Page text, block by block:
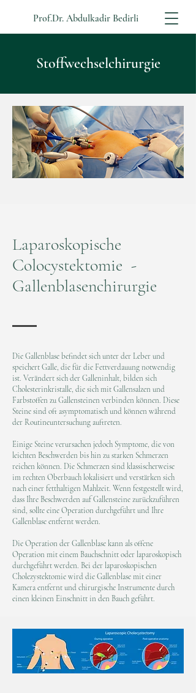
Prof.Dr. Abdulkadir Bedirli
Stoffwechselchirurgie
Laparoskopische
Colocystektomie -
Gallenblasenchirurgie
Die Gallenblase befindet sich unter der Leber und
speichert Galle, die für die Fettverdauung notwendig
ist. Verändert sich der Galleninhalt, bilden sich
Cholesterinkristalle, die sich mit Gallensalzen und
Farbstoffen zu Gallensteinen verbinden können. Diese
Steine sind oft asymptomatisch und können während
der Routineuntersuchung auftreten.
Einige Steine verursachen jedoch Symptome, die von
leichten Beschwerden bis hin zu starken Schmerzen
reichen können. Die Schmerzen sind klassischerweise
im rechten Oberbauch lokalisiert und verstärken sich
nach einer fetthaltigen Mahlzeit. Wenn festgestellt wird,
dass Ihre Beschwerden auf Gallensteine zurückzuführen
sind, sollte eine Operation durchgeführt und Ihre
Gallenblase entfernt werden.
Die Operation der Gallenblase kann als offene
Operation mit einem Bauchschnitt oder laparoskopisch
durchgeführt werden. Bei der laparoskopischen
Cholezystektomie wird die Gallenblase mit einer
Kamera entfernt und chirurgische Instrumente durch
einen kleinen Einschnitt in den Bauch geführt.